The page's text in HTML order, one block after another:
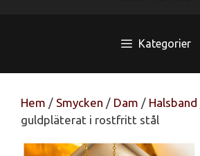
Kategorier
Hem / Smycken / Dam / Halsband
guldpläterat i rostfritt stål